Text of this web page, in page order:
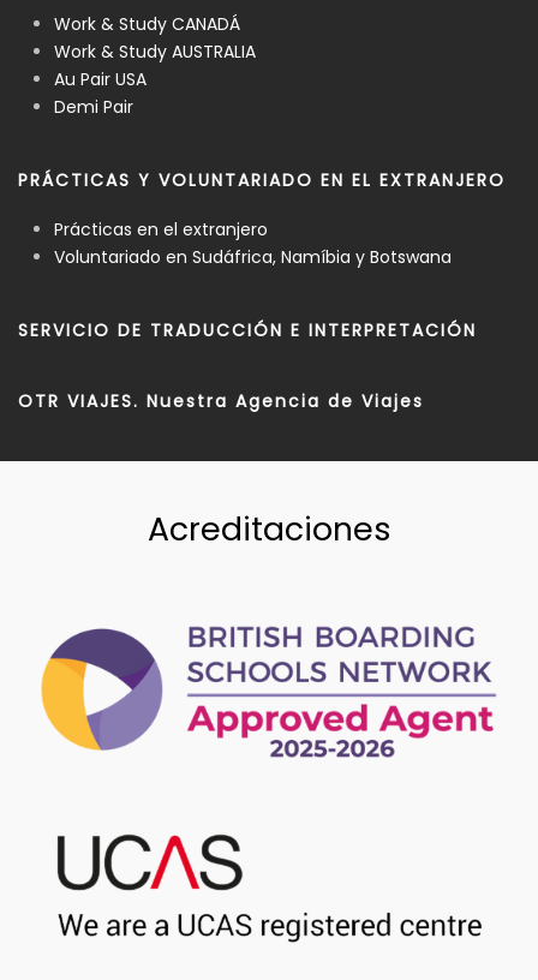
Work & Study CANADÁ
Work & Study AUSTRALIA
Au Pair USA
Demi Pair
PRÁCTICAS Y VOLUNTARIADO EN EL EXTRANJERO
Prácticas en el extranjero
Voluntariado en Sudáfrica, Namíbia y Botswana
SERVICIO DE TRADUCCIÓN E INTERPRETACIÓN
OTR VIAJES. Nuestra Agencia de Viajes
Acreditaciones